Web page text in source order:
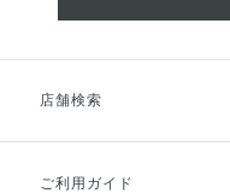
店舗検索
ご利用ガイド